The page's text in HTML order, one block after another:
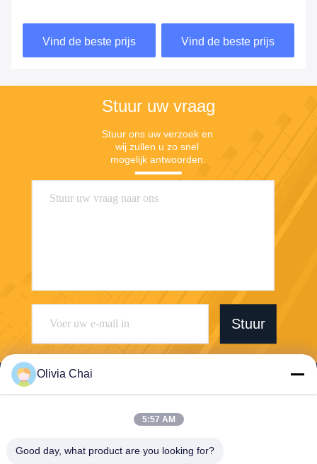
Parkeergarage Voor
parkeergarage
Vind de beste prijs
Aluminiumlegering
Vind de beste prijs
Stuur uw vraag
Stuur ons uw verzoek en
wij zullen u zo snel
mogelijk antwoorden.
Stuur
Technology Co. Ltd
Olivia Chai
5:57 AM
Good day, what product are you looking for?